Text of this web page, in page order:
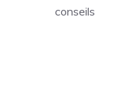
conseils